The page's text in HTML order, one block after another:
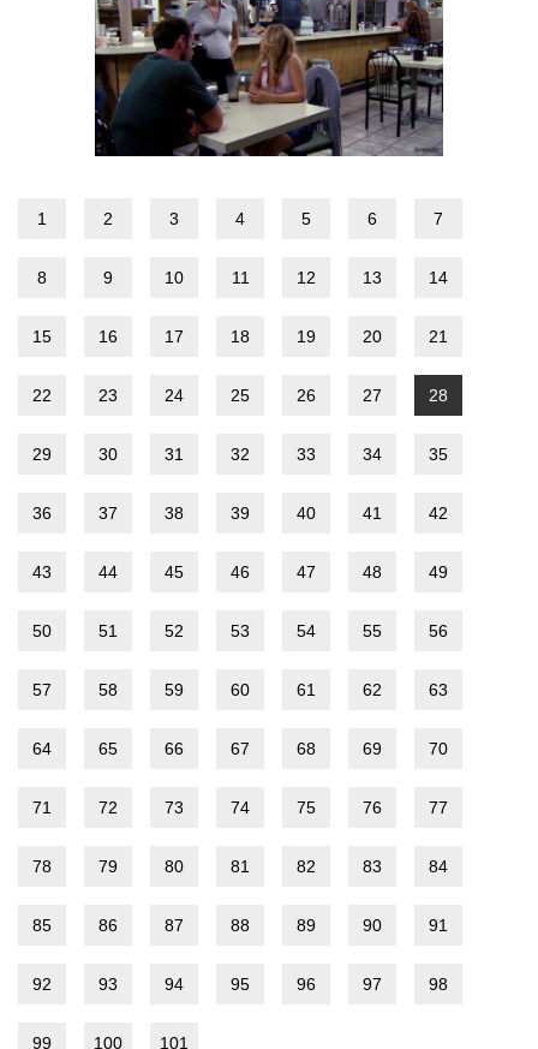
1 2 3 4 5 6 7
8 9 10 11 12 13 14
15 16 17 18 19 20 21
22 23 24 25 26 27 28
29 30 31 32 33 34 35
36 37 38 39 40 41 42
43 44 45 46 47 48 49
50 51 52 53 54 55 56
57 58 59 60 61 62 63
64 65 66 67 68 69 70
71 72 73 74 75 76 77
78 79 80 81 82 83 84
85 86 87 88 89 90 91
92 93 94 95 96 97 98
99 100 101